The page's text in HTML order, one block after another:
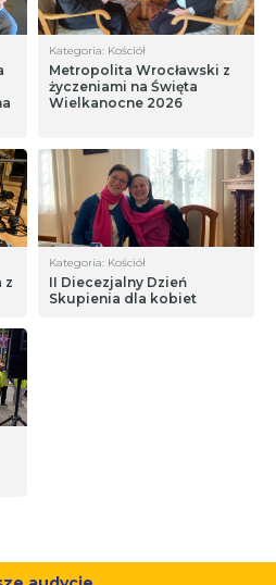
Kategoria: Kościół
Metropolita Wrocławski z
życzeniami na Święta
Wielkanocne 2026
z
Kategoria: Kościół
II Diecezjalny Dzień
Skupienia dla kobiet